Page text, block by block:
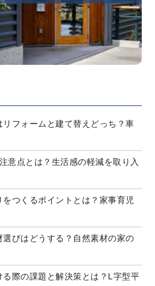
フォームと建て替えどっち？車
意点とは？生活感の軽減を取り入
をつくるポイントとは？家事育児
びはどうする？自然素材の家の
際の課題と解決策とは？L字型平